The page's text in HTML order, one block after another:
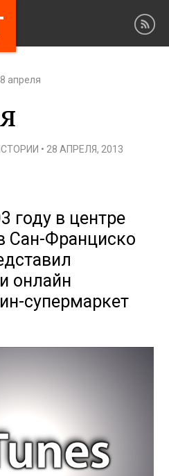
апреля
• 28 АПРЕЛЯ, 2013
году в центре
Сан-Франциско
онлайн
супермаркет